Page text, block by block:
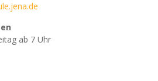
ab 7 Uhr